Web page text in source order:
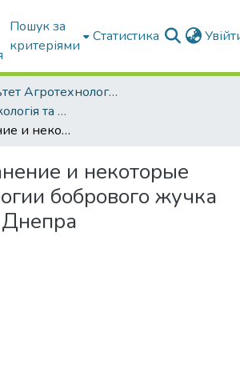
Пошук за
критеріями
Статистика
Факультет Агротехнологій та екології
Кафедра Геоекологія та землеустрій
Распространение и некоторые черты экологии бобрового жучка в бассейне Днепра
и некоторые
бобрового жучка
Днепра